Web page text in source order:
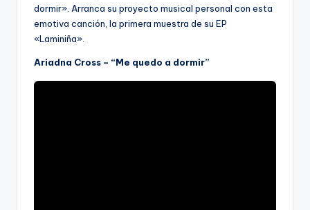
dormir». Arranca su proyecto musical personal con esta
emotiva canción, la primera muestra de su EP
«Laminiña».
Ariadna Cross – “Me quedo a dormir”